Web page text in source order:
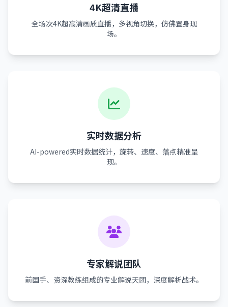
4K超清直播
全场次4K超高清画质直播，多视角切换，仿佛置身现
场。
实时数据分析
AI-powered实时数据统计，旋转、速度、落点精准呈
现。
专家解说团队
前国手、资深教练组成的专业解说天团，深度解析战术。